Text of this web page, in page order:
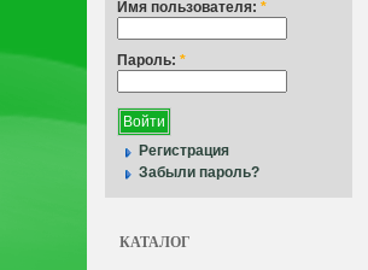
Имя пользователя: *
Пароль: *
Регистрация
Забыли пароль?
КАТАЛОГ